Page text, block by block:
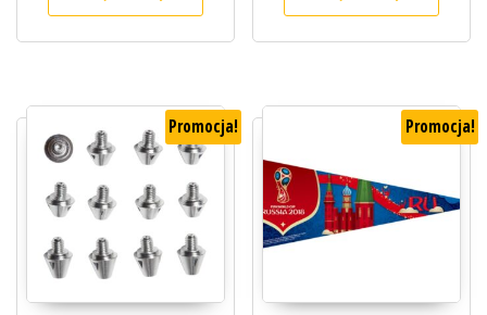
Promocja! Promocja!